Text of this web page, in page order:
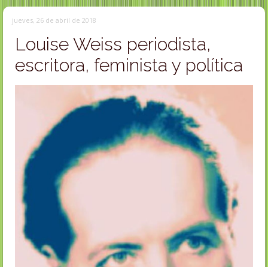
jueves, 26 de abril de 2018
Louise Weiss periodista,
escritora, feminista y política